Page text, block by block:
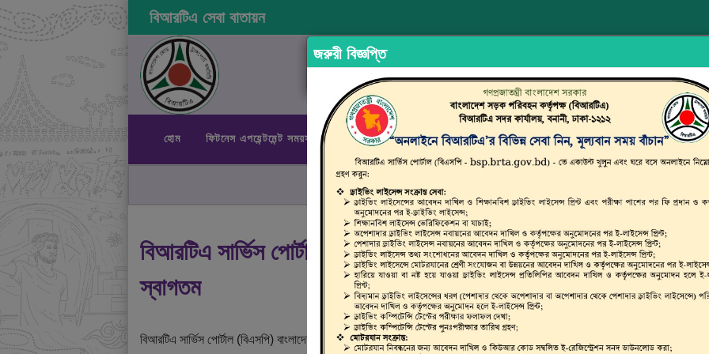
বিআরটিএ সেবা বাতায়ন
হোম ফিটনেস এপয়েন্টমেন্ট সময়সূচী রাইড শেয়ারিং অভিযোগ/মতামত দিন ইউজার ম্যানুয়াল
ছাত্র জনতার অঙ্গীকার, নিরাপদ সড়ক হোক সবার মোটরযান
জরুরী বিজ্ঞপ্তি
বিআরটিএ সার্ভিস পোর্টালে
স্বাগতম
বিআরটিএ সার্ভিস পোর্টাল (বিএসপি) বাংলাদেশ রোড ট্রান্সপোর্ট অথরিটি (বিআরটিএ)